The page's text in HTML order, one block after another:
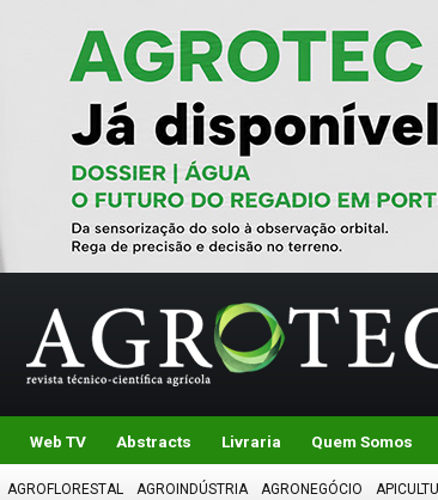
Web TV Abstracts Livraria Quem Somos
AGROFLORESTAL AGROINDÚSTRIA AGRONEGÓCIO